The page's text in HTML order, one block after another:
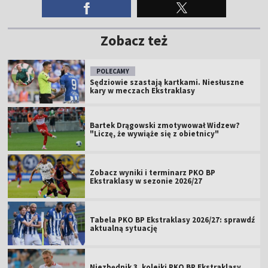
Zobacz też
POLECAMY
Sędziowie szastają kartkami. Niesłuszne
kary w meczach Ekstraklasy
Bartek Drągowski zmotywował Widzew?
"Liczę, że wywiąże się z obietnicy"
Zobacz wyniki i terminarz PKO BP
Ekstraklasy w sezonie 2026/27
Tabela PKO BP Ekstraklasy 2026/27: sprawdź
aktualną sytuację